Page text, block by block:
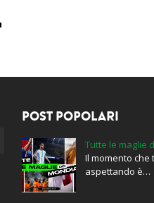
POST POPOLARI
Tutte le maglie
Il momento che
aspettando è…